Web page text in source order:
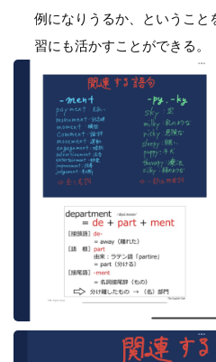
例になりうるか、というこ
習にも活かすことができる。